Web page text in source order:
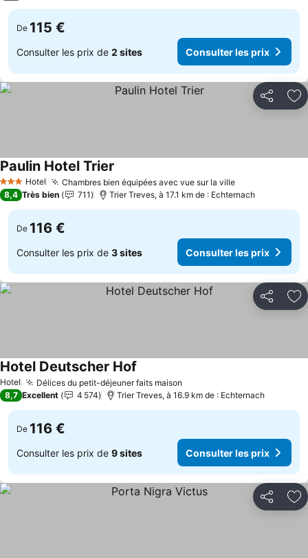
De 115 €
Consulter les prix de 2 sites Consulter les prix
Partager
3 ÉtoilesHotel Chambres bien équipées avec vue sur la ville
Paulin Hotel Trier
8,4 Très bien 711 Trier Treves, à 17.1 km de : Echternach
De 116 €
Consulter les prix de 3 sites Consulter les prix
Partager
Hotel Délices du petit-déjeuner faits maison
Hotel Deutscher Hof
8,7 Excellent 4 574 Trier Treves, à 16.9 km de : Echternach
De 116 €
Consulter les prix de 9 sites Consulter les prix
Partager